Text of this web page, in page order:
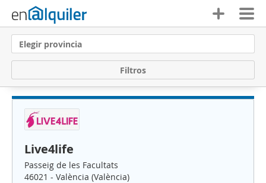
Elegir provincia
Filtros
Live4life
Passeig de les Facultats
46021 - València (València)